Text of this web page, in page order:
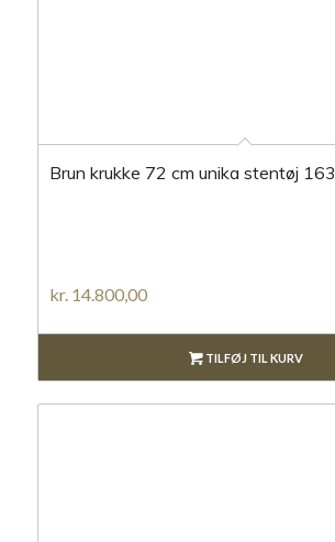
Brun krukke 72 cm unika stentøj 163
kr.14.800,00
TILFØJ TIL KURV